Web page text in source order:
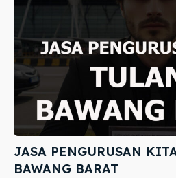
JASA PENGURUSAN
BAWANG BARAT